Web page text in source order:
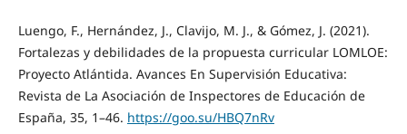
Luengo, F., Hernández, J., Clavijo, M. J., & Gómez, J. (2021).
Fortalezas y debilidades de la propuesta curricular LOMLOE:
Proyecto Atlántida. Avances En Supervisión Educativa:
Revista de La Asociación de Inspectores de Educación de
España, 35, 1–46. https://goo.su/HBQ7nRv